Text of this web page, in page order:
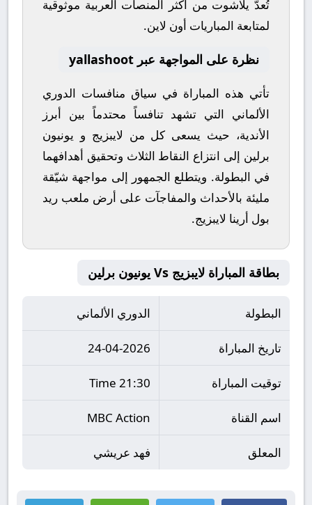
تُعدّ يلاشوت من أكثر المنصات العربية موثوقية
لمتابعة المباريات أون لاين.
نظرة على المواجهة عبر yallashoot
تأتي هذه المباراة في سياق منافسات الدوري
الألماني التي تشهد تنافساً محتدماً بين أبرز
الأندية، حيث يسعى كل من لايبزيج و يونيون
برلين إلى انتزاع النقاط الثلاث وتحقيق أهدافهما
في البطولة. ويتطلع الجمهور إلى مواجهة شيّقة
مليئة بالأحداث والمفاجآت على أرض ملعب ريد
بول أرينا لايبزيج.
بطاقة المباراة لايبزيج Vs يونيون برلين
البطولة الدوري الألماني
تاريخ المباراة 24-04-2026
توقيت المباراة 21:30 Time
اسم القناة MBC Action
المعلق فهد عريشي